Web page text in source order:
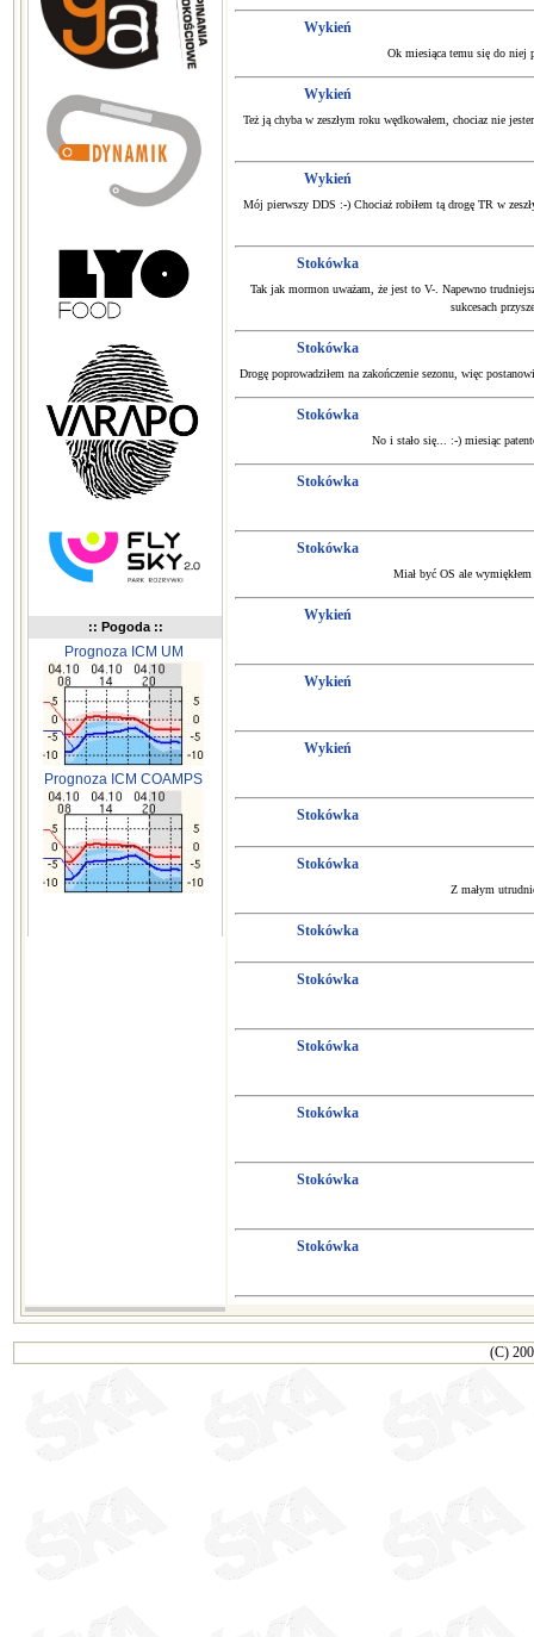
:: Pogoda ::
Prognoza ICM UM
Prognoza ICM COAMPS
Wykień
Ok miesiąca temu się do niej
Wykień
Też ją chyba w zeszłym roku wędkowałem, chociaz nie
Wykień
Mój pierwszy DDS :-) Chociaż robiłem tą drogę TR w
Stokówka
Tak jak mormon uważam, że jest to V-. Napewno
sukcesach
Stokówka
Drogę poprowadziłem na zakończenie sezonu, więc
Stokówka
No i stało się... :-) miesiąc
Stokówka
Stokówka
Miał być OS ale
Wykień
Wykień
Wykień
Stokówka
Stokówka
Z małym
Stokówka
Stokówka
Stokówka
Stokówka
Stokówka
Stokówka
(C)